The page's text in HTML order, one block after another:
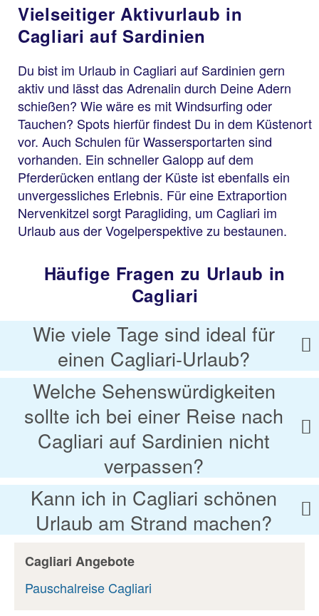
Vielseitiger Aktivurlaub in
Cagliari auf Sardinien
Du bist im Urlaub in Cagliari auf Sardinien gern
aktiv und lässt das Adrenalin durch Deine Adern
schießen? Wie wäre es mit Windsurfing oder
Tauchen? Spots hierfür findest Du in dem Küstenort
vor. Auch Schulen für Wassersportarten sind
vorhanden. Ein schneller Galopp auf dem
Pferderücken entlang der Küste ist ebenfalls ein
unvergessliches Erlebnis. Für eine Extraportion
Nervenkitzel sorgt Paragliding, um Cagliari im
Urlaub aus der Vogelperspektive zu bestaunen.
Häufige Fragen zu Urlaub in
Cagliari
Wie viele Tage sind ideal für
einen Cagliari-Urlaub?
Welche Sehenswürdigkeiten
sollte ich bei einer Reise nach
Cagliari auf Sardinien nicht
verpassen?
Kann ich in Cagliari schönen
Urlaub am Strand machen?
Cagliari Angebote
Pauschalreise Cagliari